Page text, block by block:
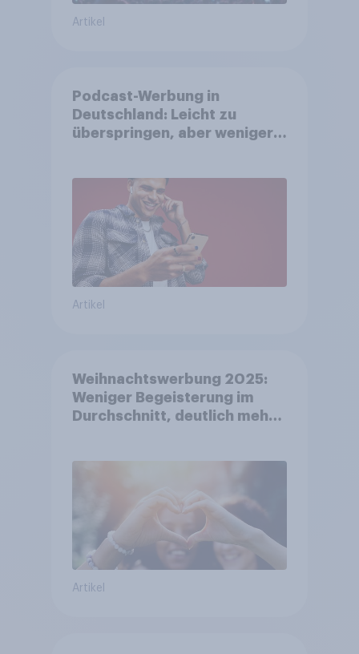
Artikel
Podcast-Werbung in
Deutschland: Leicht zu
überspringen, aber weniger
Artikel
Weihnachtswerbung 2025:
Weniger Begeisterung im
Durchschnitt, deutlich mehr
Artikel